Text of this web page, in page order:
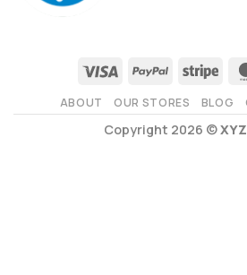
ABOUT OUR STORES BLOG
Copyright 2026 ©